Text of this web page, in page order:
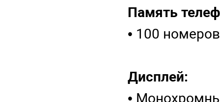
Память
• 100
Дисплей:
•